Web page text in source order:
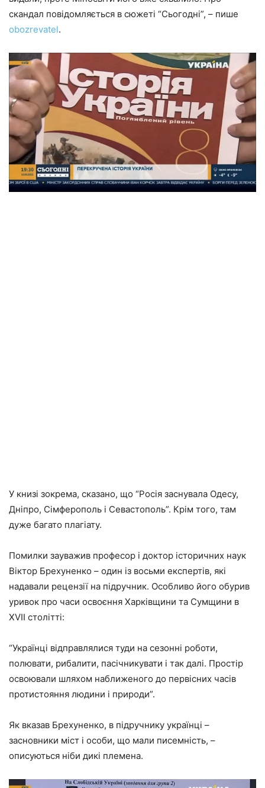
скандал повідомляється в сюжеті “Сьогодні”, – пише
obozrevatel.
У книзі зокрема, сказано, що “Росія заснувала Одесу,
Дніпро, Сімферополь і Севастополь”. Крім того, там
дуже багато плагіату.
Помилки зауважив професор і доктор історичних наук
Віктор Брехуненко – один із восьми експертів, які
надавали рецензії на підручник. Особливо його обурив
уривок про часи освоєння Харківщини та Сумщини в
XVII столітті:
“Українці відправлялися туди на сезонні роботи,
полювати, рибалити, пасічникувати і так далі. Простір
освоювали шляхом наближеного до первісних часів
протистояння людини і природи”.
Як вказав Брехуненко, в підручнику українці –
засновники міст і особи, що мали писемність, –
описуються ніби дикі племена.